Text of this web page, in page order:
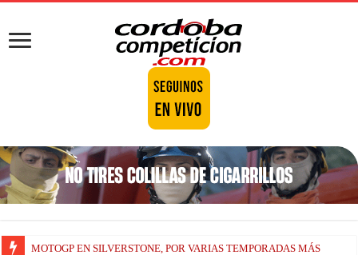
MOTOGP EN SILVERSTONE, POR VARIAS TEMPORADAS MÁS